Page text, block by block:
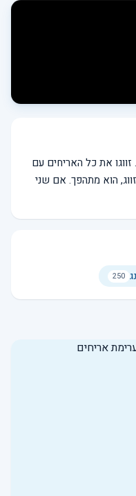
עם 2 צדדים. זווגו את כל האריחים עם
הוא מתהפך. אם שני
250